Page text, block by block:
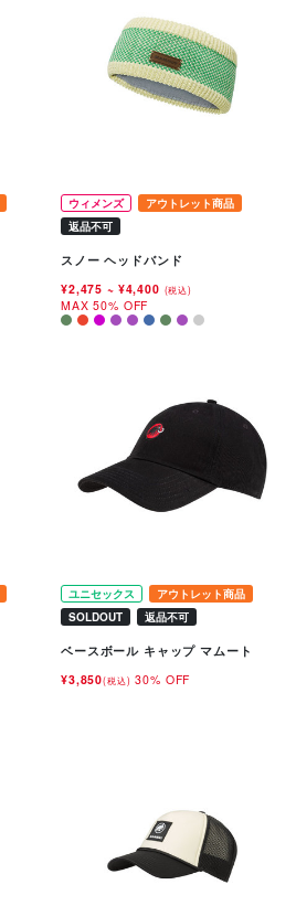
ウィメンズ
アウトレット商品
返品不可
スノー ヘッドバンド
¥2,475 ~ ¥4,400 (税込)
MAX 50% OFF
ユニセックス
アウトレット商品
SOLDOUT
返品不可
ベースボール キャップ マムート
¥3,850(税込) 30% OFF